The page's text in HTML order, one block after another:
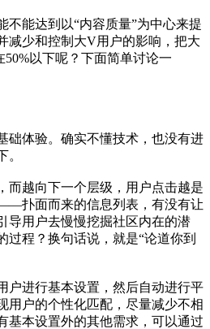
不能达到以“内容质量”为中心来提
减少和控制大V用户的影响，把大
以下呢？下面简单讨论一
础体验。确实不懂技术，也没有进
。
而越向下一个层级，用户点击越是
扑面而来的信息列表，有没有让
导用户去慢慢挖掘社区内在的潜
过程？换句话说，就是“论道你到
户进行基本设置，然后自动进行平
用户的个性化匹配，尽量减少不相
基本设置外的其他需求，可以通过